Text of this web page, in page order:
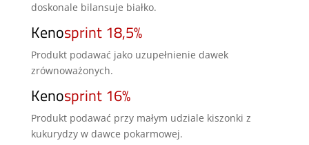
doskonale bilansuje białko.
Kenosprint 18,5%
Produkt podawać jako uzupełnienie dawek
zrównoważonych.
Kenosprint 16%
Produkt podawać przy małym udziale kiszonki z
kukurydzy w dawce pokarmowej.